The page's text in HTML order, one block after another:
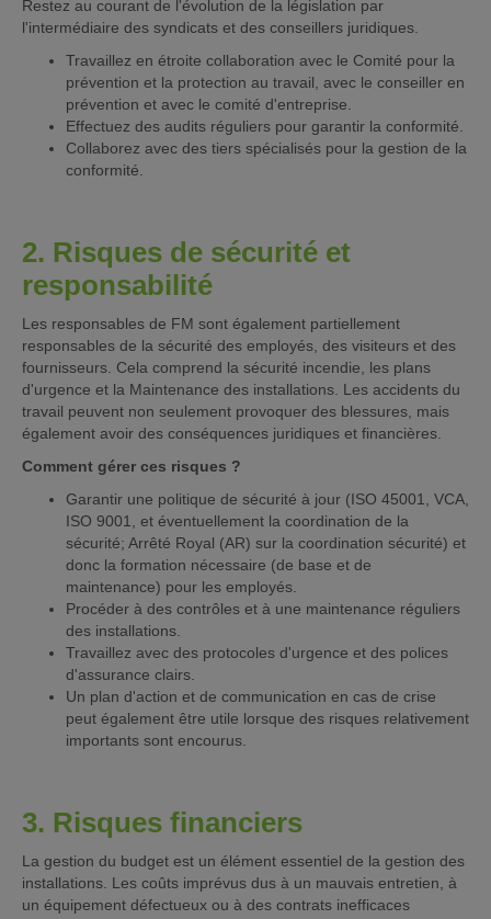
Restez au courant de l'évolution de la législation par
l'intermédiaire des syndicats et des conseillers juridiques.
Travaillez en étroite collaboration avec le Comité pour la
prévention et la protection au travail, avec le conseiller en
prévention et avec le comité d'entreprise.
Effectuez des audits réguliers pour garantir la conformité.
Collaborez avec des tiers spécialisés pour la gestion de la
conformité.
2. Risques de sécurité et
responsabilité
Les responsables de FM sont également partiellement
responsables de la sécurité des employés, des visiteurs et des
fournisseurs. Cela comprend la sécurité incendie, les plans
d'urgence et la Maintenance des installations. Les accidents du
travail peuvent non seulement provoquer des blessures, mais
également avoir des conséquences juridiques et financières.
Comment gérer ces risques ?
Garantir une politique de sécurité à jour (ISO 45001, VCA,
ISO 9001, et éventuellement la coordination de la
sécurité; Arrêté Royal (AR) sur la coordination sécurité) et
donc la formation nécessaire (de base et de
maintenance) pour les employés.
Procéder à des contrôles et à une maintenance réguliers
des installations.
Travaillez avec des protocoles d'urgence et des polices
d'assurance clairs.
Un plan d'action et de communication en cas de crise
peut également être utile lorsque des risques relativement
importants sont encourus.
3. Risques financiers
La gestion du budget est un élément essentiel de la gestion des
installations. Les coûts imprévus dus à un mauvais entretien, à
un équipement défectueux ou à des contrats inefficaces